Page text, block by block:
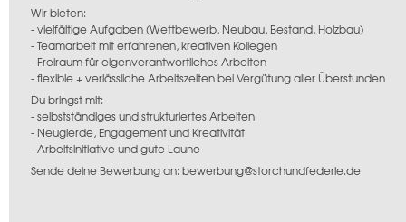
Wir bieten:
- vielfältige Aufgaben (Wettbewerb, Neubau, Bestand, Holzbau)
- Teamarbeit mit erfahrenen, kreativen Kollegen
- Freiraum für eigenverantwortliches Arbeiten
- flexible + verlässliche Arbeitszeiten bei Vergütung aller Überstunden
Du bringst mit:
- selbstständiges und strukturiertes Arbeiten
- Neugierde, Engagement und Kreativität
- Arbeitsinitiative und gute Laune
Sende deine Bewerbung an: bewerbung@storchundfederle.de